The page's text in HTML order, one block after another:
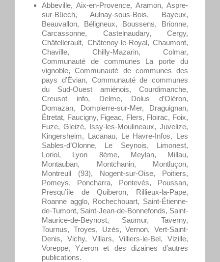
Abbeville, Aix-en-Provence, Aramon, Aspre-
sur-Büech, Aulnay-sous-Bois, Bayeux,
Beauvallon, Béligneux, Boussens, Brionne,
Carcassonne, Castelnaudary, Cergy,
Châtellerault, Châtenoy-le-Royal, Chaumont,
Chaville, Chilly-Mazarin, Colmar,
Communauté de communes La porte du
vignoble, Communauté de communes des
pays d’Évian, Communauté de communes
du Sud-Ouest amiénois, Courdimanche,
Creusot info, Delme, Dolus d’Oléron,
Domazan, Dompierre-sur-Mer, Draguignan,
Étretat, Faucigny, Figeac, Flers, Floirac, Foix,
Fuze, Gleizé, Issy-les-Moulineaux, Juvelize,
Kingersheim, Lacanau, Le Havre-Infos, Les
Sables-d’Olonne, Le Seynois, Limonest,
Loriol, Lyon 8ème, Meylan, Millau,
Montauban, Montchanin, Montluçon,
Montreuil (93), Nogent-sur-Oise, Poitiers,
Pomeys, Poncharra, Pontevès, Poussan,
Presqu’île de Quiberon, Rillieux-la-Pape,
Roanne agglo, Rochechouart, Saint-Étienne-
de-Tumont, Saint-Jean-de-Bonnefonds, Saint-
Maurice-de-Beynost, Saumur, Taverny,
Tournus, Troyes, Uzès, Vernon, Vert-Saint-
Denis, Vichy, Villars, Villiers-le-Bel, Vizille,
Voreppe, Yzeron et des dizaines d’autres
publications.